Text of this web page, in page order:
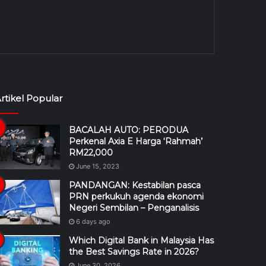
Popular
BACALAH AUTO: PERODUA
Perkenal Axia E Harga ‘Rahmah’
RM22,000
June 15, 2023
PANDANGAN: Kestabilan pasca
PRN perkukuh agenda ekonomi
Negeri Sembilan – Penganalisis
6 days ago
Which Digital Bank in Malaysia Has
the Best Savings Rate in 2026?